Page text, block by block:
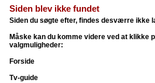
Siden blev ikke fundet
Siden du søgte efter, findes desværre ikke
Måske kan du komme videre ved at klikke
valgmuligheder:
Forside
Tv-guide